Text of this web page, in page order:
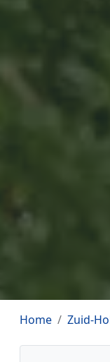
Home Zuid-